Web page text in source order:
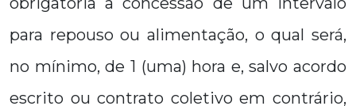
para repouso ou alimentação, o qual será,
no mínimo, de 1 (uma) hora e, salvo acordo
escrito ou contrato coletivo em contrário,